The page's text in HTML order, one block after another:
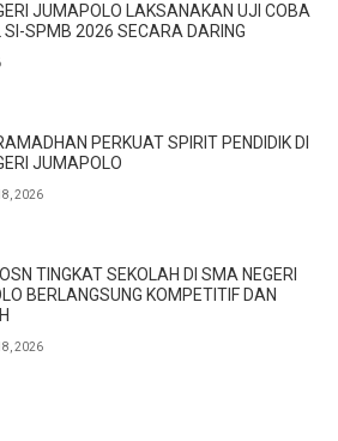
JUMAPOLO LAKSANAKAN UJI COBA
SPMB 2026 SECARA DARING
PERKUAT SPIRIT PENDIDIK DI
JUMAPOLO
2026
TINGKAT SEKOLAH DI SMA NEGERI
BERLANGSUNG KOMPETITIF DAN
2026